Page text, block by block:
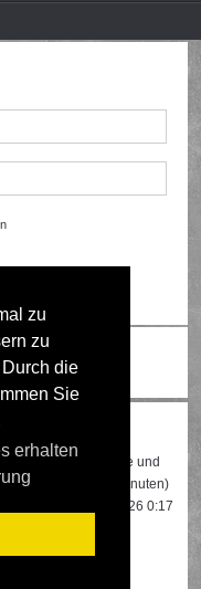
zu
zu
die
Sie
erhalten
0 unsichtbare und
der letzten 5 Minuten)
die am 13.04.2026 0:17